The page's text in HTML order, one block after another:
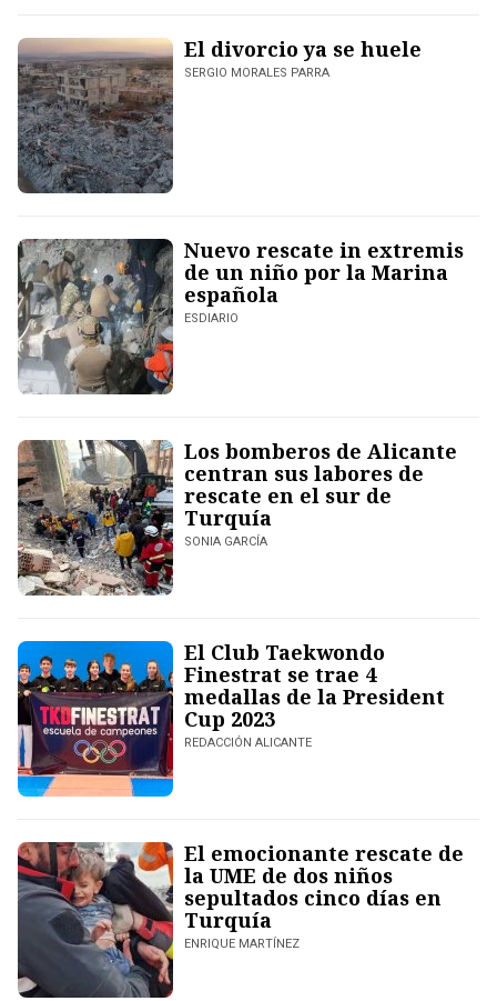
El divorcio ya se huele
SERGIO MORALES PARRA
Nuevo rescate in extremis
de un niño por la Marina
española
ESDIARIO
Los bomberos de Alicante
centran sus labores de
rescate en el sur de
Turquía
SONIA GARCÍA
El Club Taekwondo
Finestrat se trae 4
medallas de la President
Cup 2023
REDACCIÓN ALICANTE
El emocionante rescate de
la UME de dos niños
sepultados cinco días en
Turquía
ENRIQUE MARTÍNEZ